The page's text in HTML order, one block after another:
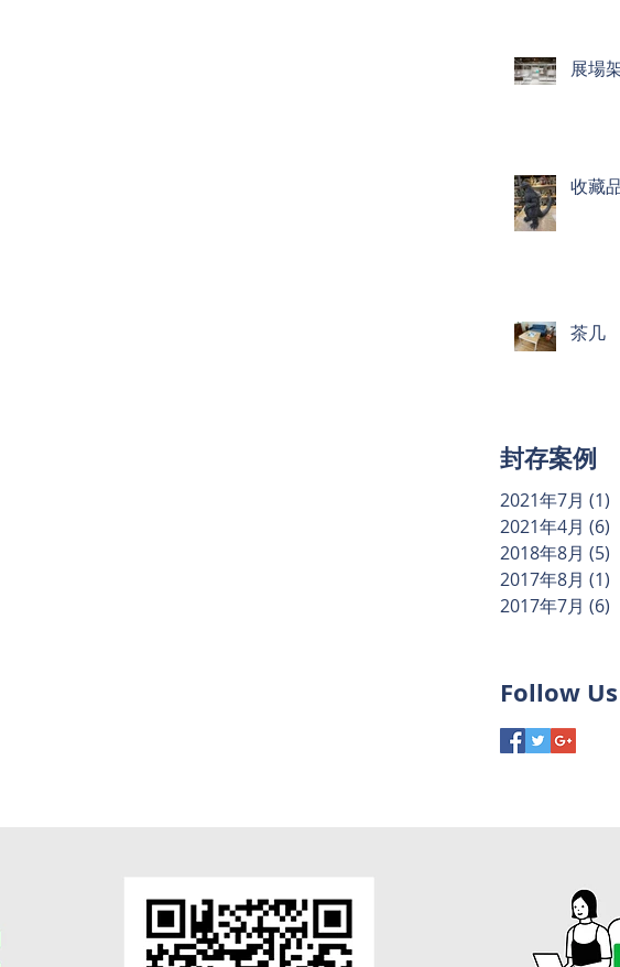
展場
收藏
茶几
封存案例
2021年7月 (1)
2021年4月 (6)
2018年8月 (5)
2017年8月 (1)
2017年7月 (6)
Follow Us